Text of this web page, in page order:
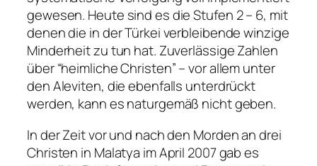
gewesen. Heute sind es die Stufen 2 – 6, mit
denen die in der Türkei verbleibende winzige
Minderheit zu tun hat. Zuverlässige Zahlen
über “heimliche Christen” – vor allem unter
den Aleviten, die ebenfalls unterdrückt
werden, kann es naturgemäß nicht geben.
In der Zeit vor und nach den Morden an drei
Christen in Malatya im April 2007 gab es